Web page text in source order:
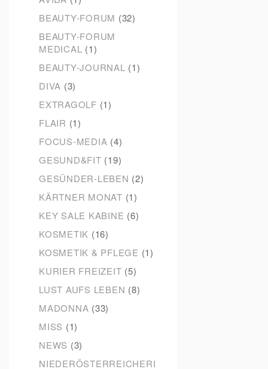
BEAUTY-FORUM (32)
BEAUTY-FORUM
MEDICAL (1)
BEAUTY-JOURNAL (1)
DIVA (3)
EXTRAGOLF (1)
FLAIR (1)
FOCUS-MEDIA (4)
GESUND&FIT (19)
GESÜNDER-LEBEN (2)
KÄRTNER MONAT (1)
KEY SALE KABINE (6)
KOSMETIK (16)
KOSMETIK & PFLEGE (1)
KURIER FREIZEIT (5)
LUST AUFS LEBEN (8)
MADONNA (33)
MISS (1)
NEWS (3)
NIEDERÖSTERREICHERI